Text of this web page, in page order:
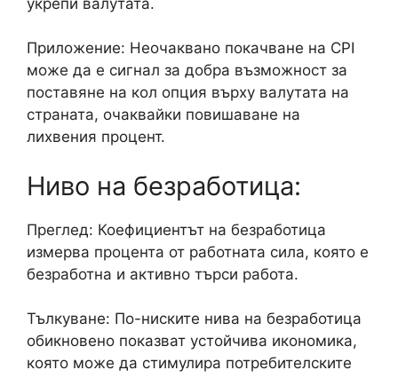
Приложение: Неочаквано покачване на CPI
може да е сигнал за добра възможност за
поставяне на кол опция върху валутата на
страната, очаквайки повишаване на
лихвения процент.
Ниво на безработица:
Преглед: Коефициентът на безработица
измерва процента от работната сила, която е
безработна и активно търси работа.
Тълкуване: По-ниските нива на безработица
обикновено показват устойчива икономика,
която може да стимулира потребителските